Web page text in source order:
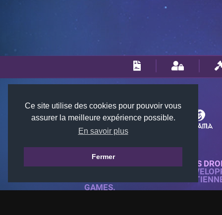
Ce site utilise des cookies pour pouvoir vous
assurer la meilleure expérience possible.
En savoir plus
Fermer
© 2018-2026 KTARENA. TOUS
SITE WEB ENTIÈREMENT
TOUTES LES IMAGES
GAMES.